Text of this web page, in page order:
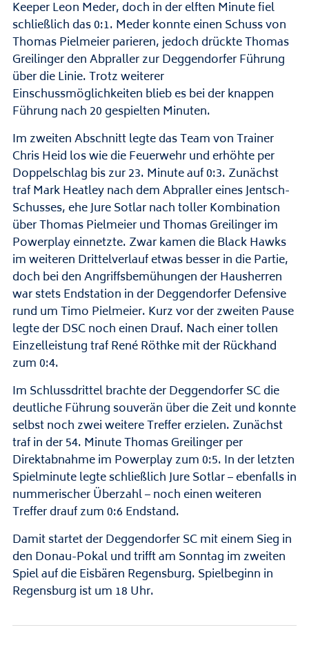
Keeper Leon Meder, doch in der elften Minute fiel
schließlich das 0:1. Meder konnte einen Schuss von
Thomas Pielmeier parieren, jedoch drückte Thomas
Greilinger den Abpraller zur Deggendorfer Führung
über die Linie. Trotz weiterer
Einschussmöglichkeiten blieb es bei der knappen
Führung nach 20 gespielten Minuten.
Im zweiten Abschnitt legte das Team von Trainer
Chris Heid los wie die Feuerwehr und erhöhte per
Doppelschlag bis zur 23. Minute auf 0:3. Zunächst
traf Mark Heatley nach dem Abpraller eines Jentsch-
Schusses, ehe Jure Sotlar nach toller Kombination
über Thomas Pielmeier und Thomas Greilinger im
Powerplay einnetzte. Zwar kamen die Black Hawks
im weiteren Drittelverlauf etwas besser in die Partie,
doch bei den Angriffsbemühungen der Hausherren
war stets Endstation in der Deggendorfer Defensive
rund um Timo Pielmeier. Kurz vor der zweiten Pause
legte der DSC noch einen Drauf. Nach einer tollen
Einzelleistung traf René Röthke mit der Rückhand
zum 0:4.
Im Schlussdrittel brachte der Deggendorfer SC die
deutliche Führung souverän über die Zeit und konnte
selbst noch zwei weitere Treffer erzielen. Zunächst
traf in der 54. Minute Thomas Greilinger per
Direktabnahme im Powerplay zum 0:5. In der letzten
Spielminute legte schließlich Jure Sotlar – ebenfalls in
nummerischer Überzahl – noch einen weiteren
Treffer drauf zum 0:6 Endstand.
Damit startet der Deggendorfer SC mit einem Sieg in
den Donau-Pokal und trifft am Sonntag im zweiten
Spiel auf die Eisbären Regensburg. Spielbeginn in
Regensburg ist um 18 Uhr.